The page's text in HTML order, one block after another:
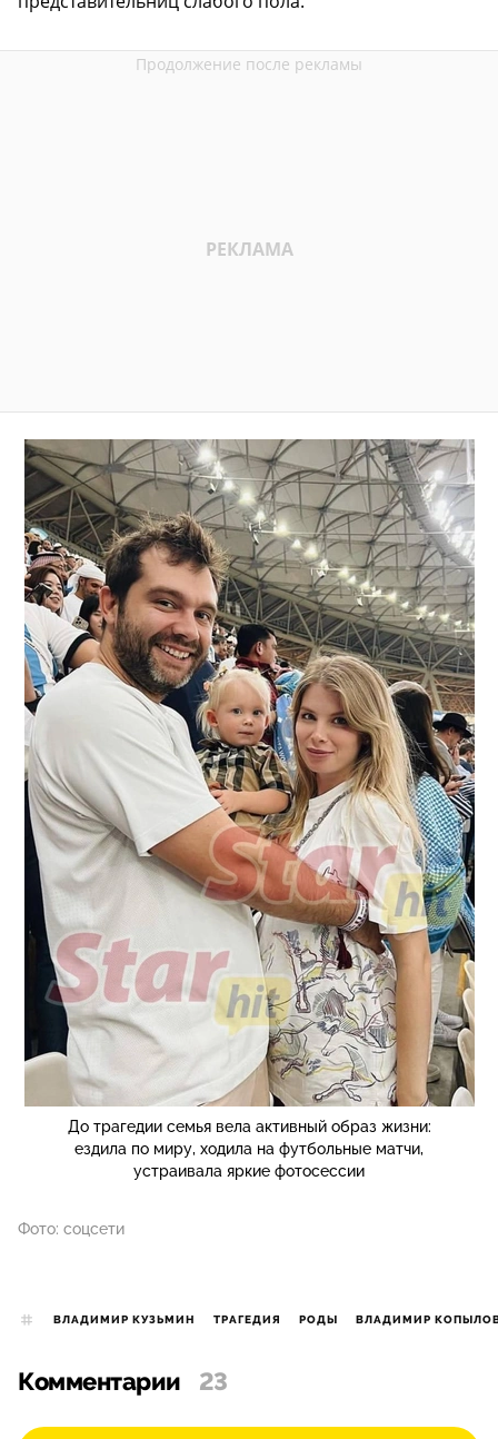
До трагедии семья вела активный образ жизни:
ездила по миру, ходила на футбольные матчи,
устраивала яркие фотосессии
Фото: соцсети
ВЛАДИМИР КУЗЬМИН ТРАГЕДИЯ РОДЫ ВЛАДИМИР
Комментарии 23